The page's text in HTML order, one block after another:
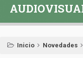
Inicio Novedades